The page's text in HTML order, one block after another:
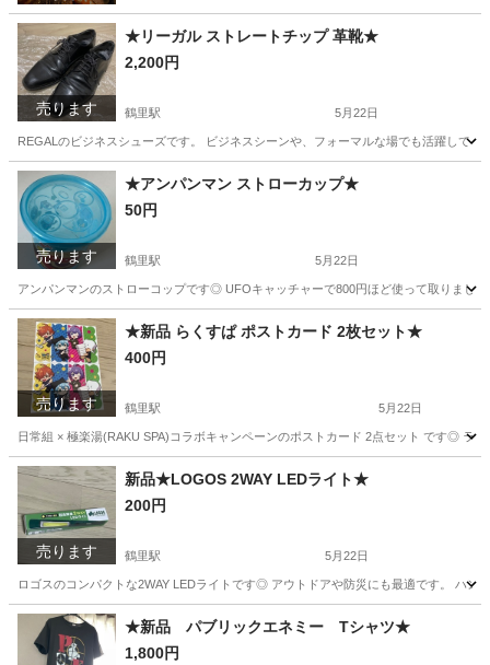
売ります
★リーガル ストレートチップ 革靴★
2,200円
鶴里駅 5月22日
REGALのビジネスシューズです。 ビジネスシーンや、フォーマルな場でも活躍して
愛知 名古屋市 鶴里駅 ストレートチップ
売ります
★アンパンマン ストローカップ★
50円
鶴里駅 5月22日
アンパンマンのストローコップです◎ UFOキャッチャーで800円ほど使って取りまし
愛知 名古屋市 鶴里駅 食器 アンパンマン
売ります
★新品 らくすぱ ポストカード 2枚セット★
400円
鶴里駅 5月22日
日常組 × 極楽湯(RAKU SPA)コラボキャンペーンのポストカード 2点セット です◎ ラ
愛知 名古屋市 鶴里駅 セット
売ります
新品★LOGOS 2WAY LEDライト★
200円
鶴里駅 5月22日
ロゴスのコンパクトな2WAY LEDライトです◎ アウトドアや防災にも最適です。 ハン
愛知 名古屋市 鶴里駅 防災、セキュリティ
★新品 パブリックエネミー Tシャツ★
1,800円